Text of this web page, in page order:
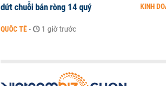
dứt chuỗi bán ròng 14 quý
QUỐC TẾ - 1 giờ trước
KINH